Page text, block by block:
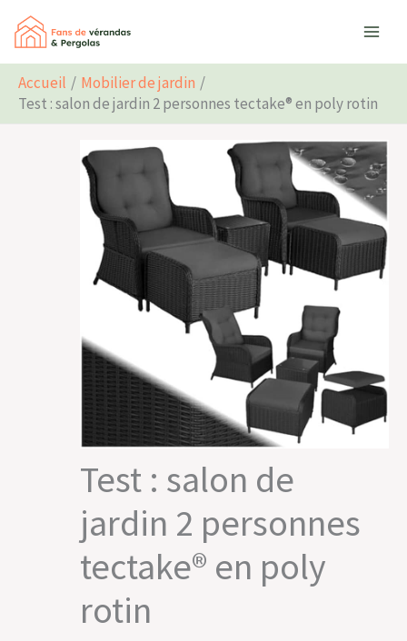
Aller
contenu
Accueil
Mobilier de jardin
Test : salon de jardin 2 personnes tectake® en poly rotin
Test : salon de
jardin 2 personnes
tectake® en poly
rotin
Rechercher